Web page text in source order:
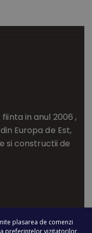
plasarea de comenzi
preferințelor vizitatorilor.
in anul 2006 ,
Europa de Est,
si constructii de